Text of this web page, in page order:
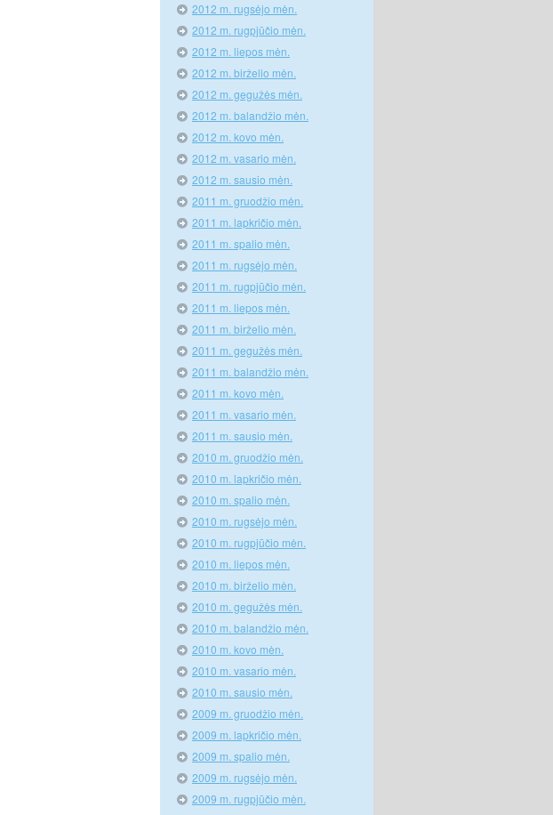
2012 m. rugsėjo mėn.
2012 m. rugpjūčio mėn.
2012 m. liepos mėn.
2012 m. birželio mėn.
2012 m. gegužės mėn.
2012 m. balandžio mėn.
2012 m. kovo mėn.
2012 m. vasario mėn.
2012 m. sausio mėn.
2011 m. gruodžio mėn.
2011 m. lapkričio mėn.
2011 m. spalio mėn.
2011 m. rugsėjo mėn.
2011 m. rugpjūčio mėn.
2011 m. liepos mėn.
2011 m. birželio mėn.
2011 m. gegužės mėn.
2011 m. balandžio mėn.
2011 m. kovo mėn.
2011 m. vasario mėn.
2011 m. sausio mėn.
2010 m. gruodžio mėn.
2010 m. lapkričio mėn.
2010 m. spalio mėn.
2010 m. rugsėjo mėn.
2010 m. rugpjūčio mėn.
2010 m. liepos mėn.
2010 m. birželio mėn.
2010 m. gegužės mėn.
2010 m. balandžio mėn.
2010 m. kovo mėn.
2010 m. vasario mėn.
2010 m. sausio mėn.
2009 m. gruodžio mėn.
2009 m. lapkričio mėn.
2009 m. spalio mėn.
2009 m. rugsėjo mėn.
2009 m. rugpjūčio mėn.